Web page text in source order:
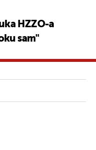
HZZO-a
sam"